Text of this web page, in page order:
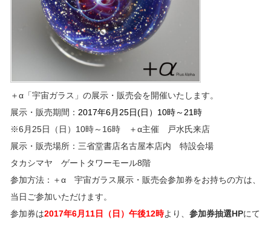
＋α「宇宙ガラス」の展示・販売会を開催いたします。
展示・販売期間： 2017年6月25日(日）10時～21時
※6月25日（日）10時～16時 ＋α主催 戸水氏来店
展示・販売場所：三省堂書店名古屋本店内 特設会場
タカシマヤ ゲートタワーモール8階
参加方法：＋α 宇宙ガラス展示・販売会参加券をお持ちの方は、
当日ご参加いただけます。
参加券は2017年6月11日（日）午後12時より、 参加券抽選HPにて